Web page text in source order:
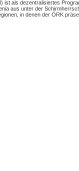
ist als dezentralisiertes
aus unter der
in denen der ÖRK